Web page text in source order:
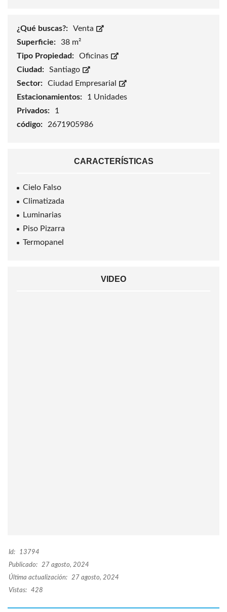
¿Qué buscas?:
Venta
Superficie:
38 m²
Tipo Propiedad:
Oficinas
Ciudad:
Santiago
Sector:
Ciudad Empresarial
Estacionamientos:
1 Unidades
Privados:
1
código:
2671905986
CARACTERÍSTICAS
Cielo Falso
Climatizada
Luminarias
Piso Pizarra
Termopanel
VIDEO
Id:
13794
Publicado:
27 agosto, 2024
Última actualización:
27 agosto, 2024
Vistas:
428